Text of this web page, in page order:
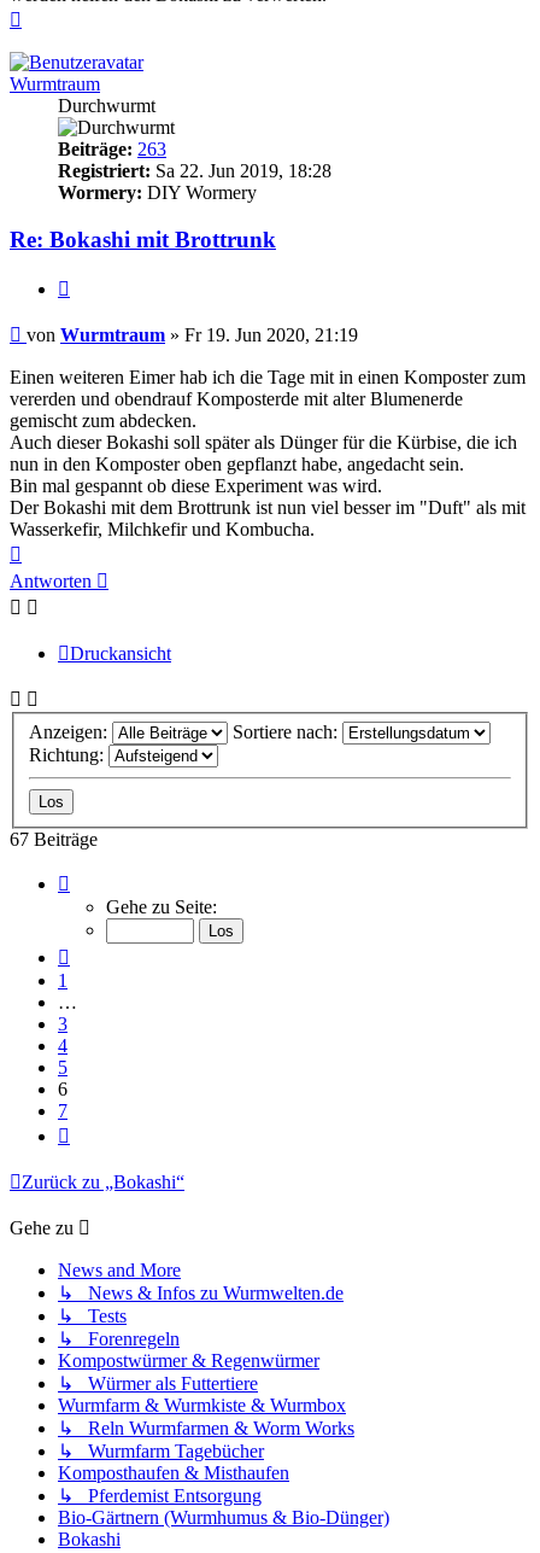
Wurmtraum
Durchwurmt
Beiträge: 263
Registriert: Sa 22. Jun 2019, 18:28
Wormery: DIY Wormery
Re: Bokashi mit Brottrunk
Beitrag
von Wurmtraum » Fr 19. Jun 2020, 21:19
Einen weiteren Eimer hab ich die Tage mit in einen Komposter zum
vererden und obendrauf Komposterde mit alter Blumenerde
gemischt zum abdecken.
Auch dieser Bokashi soll später als Dünger für die Kürbise, die ich
nun in den Komposter oben gepflanzt habe, angedacht sein.
Bin mal gespannt ob diese Experiment was wird.
Der Bokashi mit dem Brottrunk ist nun viel besser im "Duft" als mit
Wasserkefir, Milchkefir und Kombucha.
oben
Antworten
Druckansicht
Anzeigen:
Sortiere nach:
Richtung:
67 Beiträge
von
Gehe zu Seite:
1
…
3
4
5
6
7
Zurück zu „Bokashi“
Gehe zu
News and More
↳ News & Infos zu Wurmwelten.de
↳ Tests
↳ Forenregeln
Kompostwürmer & Regenwürmer
↳ Würmer als Futtertiere
Wurmfarm & Wurmkiste & Wurmbox
↳ Reln Wurmfarmen & Worm Works
↳ Wurmfarm Tagebücher
Komposthaufen & Misthaufen
↳ Pferdemist Entsorgung
Bio-Gärtnern (Wurmhumus & Bio-Dünger)
Bokashi